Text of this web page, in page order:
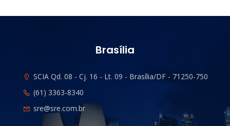
Brasília
SCIA Qd. 08 - Cj. 16 - Lt. 09 - Brasília/DF - 71250-750
(61) 3363-8340
sre@sre.com.br